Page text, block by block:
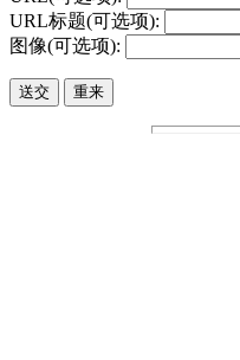
URL标题(可选项):
图像(可选项):